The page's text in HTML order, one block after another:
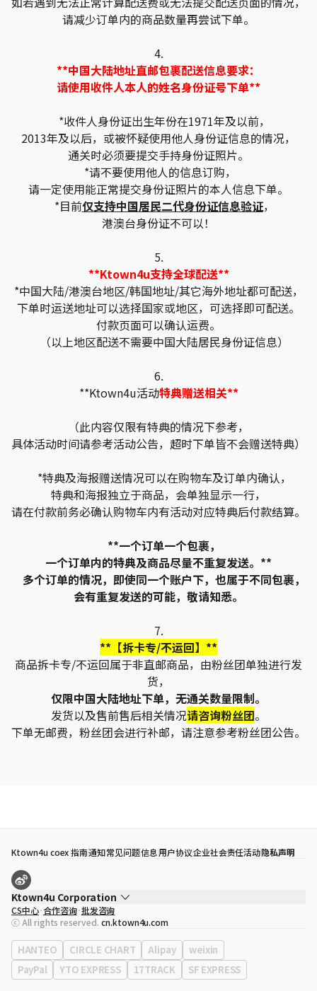
请减少订单内的商品数量再尝试下单。
4.
**中国大陆地址直邮包裹配送信息要求：
请使用收件人本人的姓名身份证号下单**
*收件人身份证出生年份在1971年及以前，
2013年及以后，或被怀疑使用他人身份证信息的情况，
通关时必须要提交手持身份证照片。
*请不要使用他人的信息订购，
请一定使用能正常提交身份证照片的本人信息下单。
*目前仅支持中国居民二代身份证信息验证，
港澳台身份证不可以！
5.
**Ktown4u支持全球配送**
*中国大陆/港澳台地区/韩国地址/其它海外地址都可配送，
下单时运送地址可以选择国家或地区，可选择即可配送。
付款页面可以确认运费。
（以上地区配送不需要中国大陆居民身份证信息）
6.
**Ktown4u活动特典赠送相关**
（此内容仅限有特典的情况下参考，
具体活动时间请参考活动公告，超时下单皆不会赠送特典）
*特典及海报赠送情况可以在购物车及订单内确认，
特典和海报独立于商品，会单独显示一行，
请在付款前务必确认购物车内有活动对应特典后付款结算。
**一个订单一个包裹，
一个订单内的特典及商品尽量不重复发送。**
多个订单的情况，即使同一个账户下，也属于不同包裹，
会有重复发送的可能，敬请知悉。
7.
**【拆卡专/不运回】**
商品拆卡专/不运回属于非直邮商品，由粉丝团单独进行发
货，
仅限中国大陆地址下单，无通关数量限制。
发货以及售前售后相关情况请咨询粉丝团。
下单无邮费，粉丝团会进行补邮，请注意参考粉丝团公告。
Ktown4u coex 指南通知常见问题信息用户协议企业社会责任活动隐私声明
Ktown4u Corporation
代表
宋効珉
营业执照 120-87-71116
公司地址 首尔特别市 江南区 岭东大路 513号 3楼 （三成洞， coex)
CS中心 合作咨询 批发咨询
ⓒ All rights reserved. cn.ktown4u.com
HANTEO CIRCLE CHART Alipay
weixin
PayPal
YTO EXPRESS 17TRACK SF EXPRESS